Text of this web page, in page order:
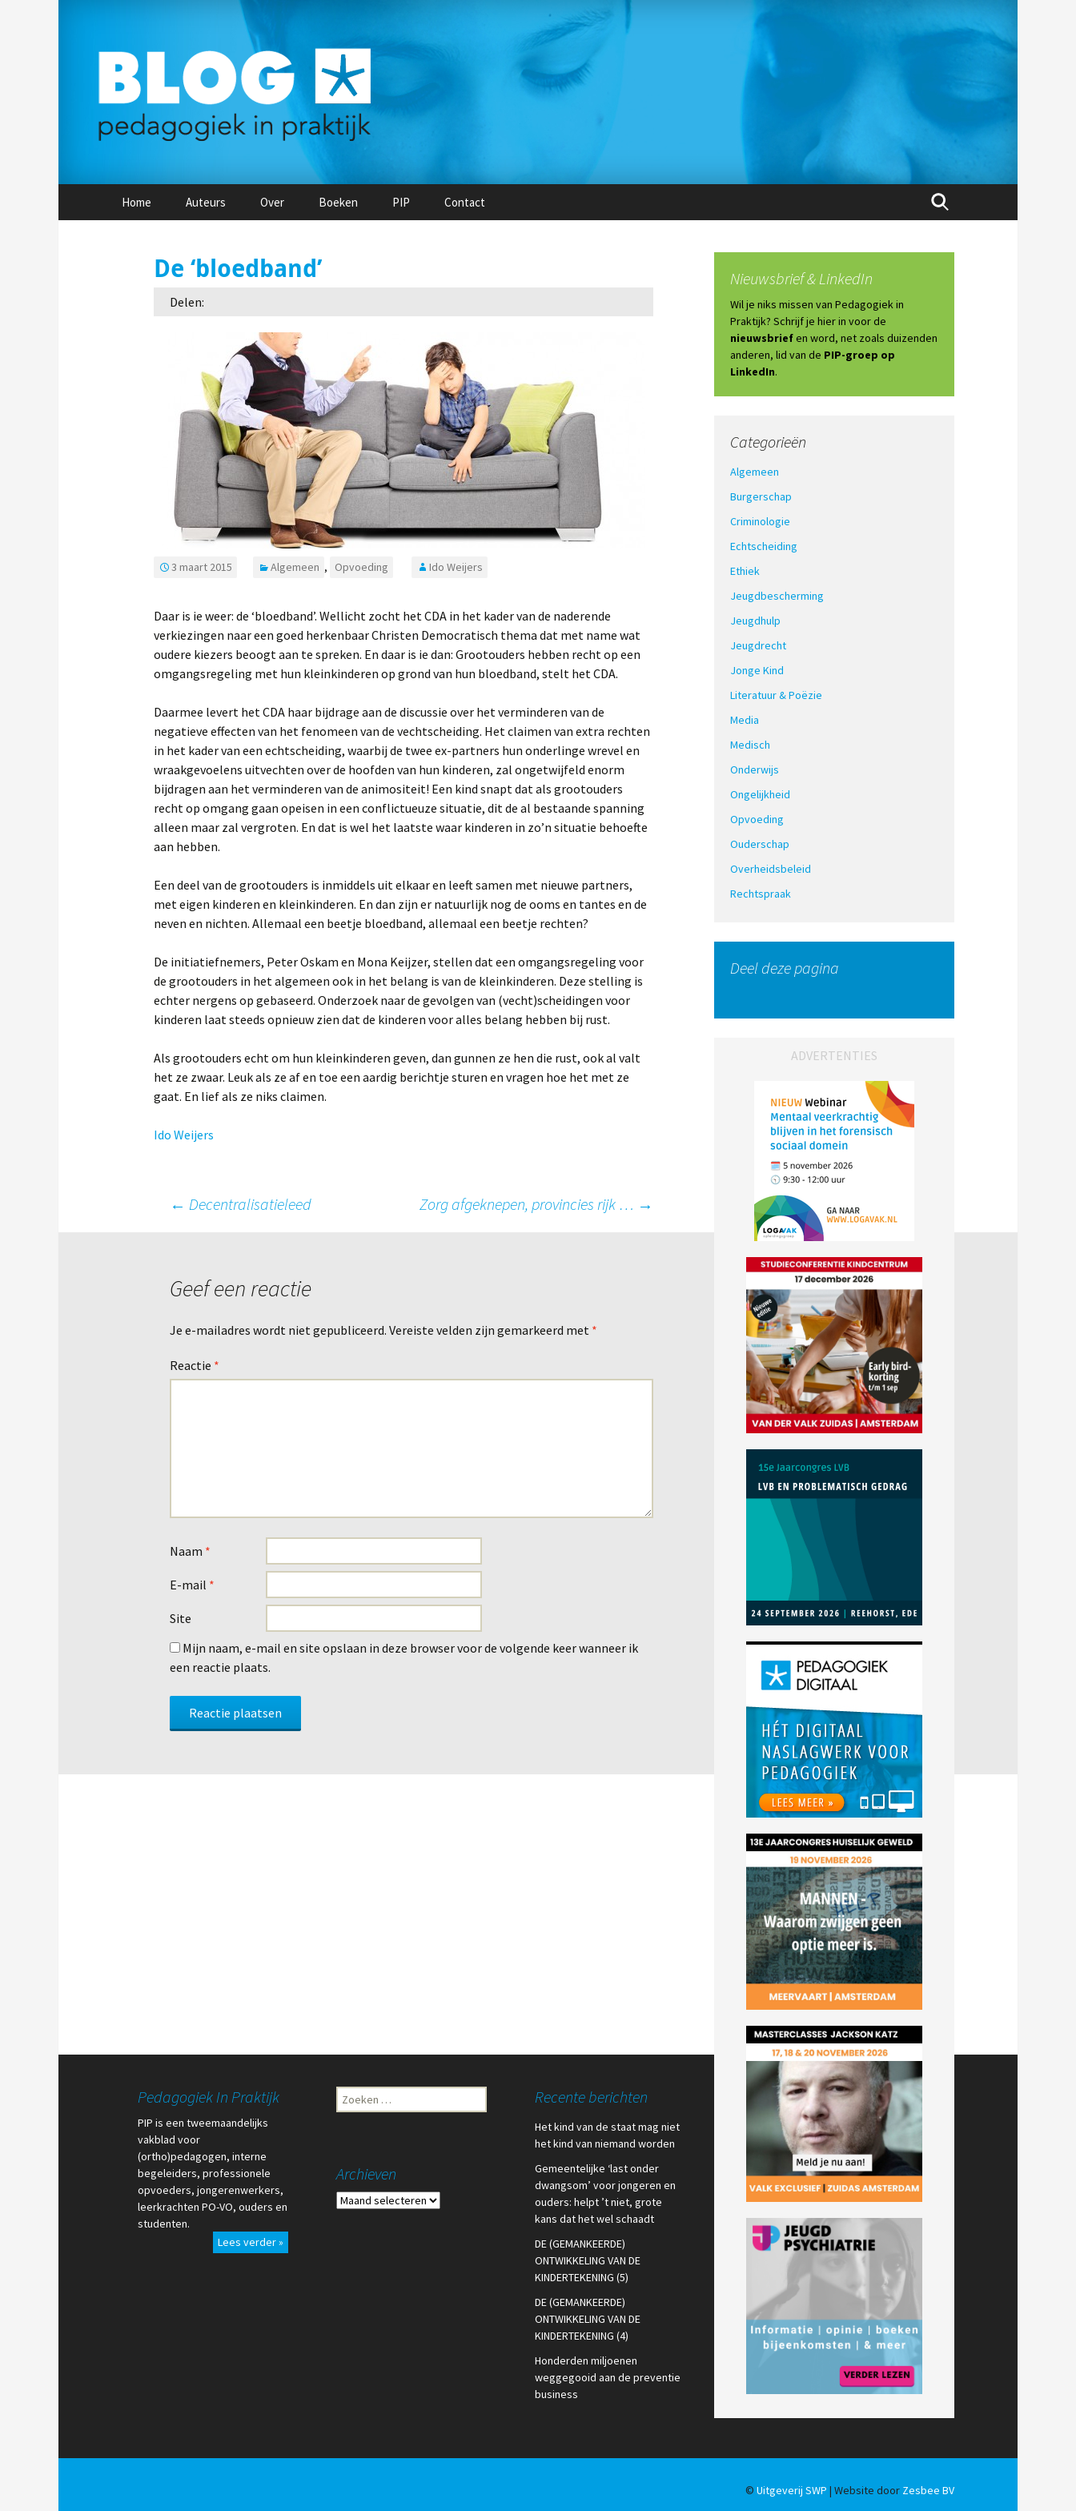
Home Auteurs Over Boeken PIP Contact
Zoeken
naar:
De ‘bloedband’
Delen:
3 maart 2015 Algemeen , Opvoeding Ido Weijers
Daar is ie weer: de ‘bloedband’. Wellicht zocht het CDA in het kader van de naderende
verkiezingen naar een goed herkenbaar Christen Democratisch thema dat met name wat
oudere kiezers beoogt aan te spreken. En daar is ie dan: Grootouders hebben recht op een
omgangsregeling met hun kleinkinderen op grond van hun bloedband, stelt het CDA.
Daarmee levert het CDA haar bijdrage aan de discussie over het verminderen van de
negatieve effecten van het fenomeen van de vechtscheiding. Het claimen van extra rechten
in het kader van een echtscheiding, waarbij de twee ex-partners hun onderlinge wrevel en
wraakgevoelens uitvechten over de hoofden van hun kinderen, zal ongetwijfeld enorm
bijdragen aan het verminderen van de animositeit! Een kind snapt dat als grootouders
recht op omgang gaan opeisen in een conflictueuze situatie, dit de al bestaande spanning
alleen maar zal vergroten. En dat is wel het laatste waar kinderen in zo’n situatie behoefte
aan hebben.
Een deel van de grootouders is inmiddels uit elkaar en leeft samen met nieuwe partners,
met eigen kinderen en kleinkinderen. En dan zijn er natuurlijk nog de ooms en tantes en de
neven en nichten. Allemaal een beetje bloedband, allemaal een beetje rechten?
De initiatiefnemers, Peter Oskam en Mona Keijzer, stellen dat een omgangsregeling voor
de grootouders in het algemeen ook in het belang is van de kleinkinderen. Deze stelling is
echter nergens op gebaseerd. Onderzoek naar de gevolgen van (vecht)scheidingen voor
kinderen laat steeds opnieuw zien dat de kinderen voor alles belang hebben bij rust.
Als grootouders echt om hun kleinkinderen geven, dan gunnen ze hen die rust, ook al valt
het ze zwaar. Leuk als ze af en toe een aardig berichtje sturen en vragen hoe het met ze
gaat. En lief als ze niks claimen.
Ido Weijers
Berichtnavigatie
← Decentralisatieleed Zorg afgeknepen, provincies rijk … →
Geef een reactie
Je e-mailadres wordt niet gepubliceerd. Vereiste velden zijn gemarkeerd met *
Reactie *
Naam *
E-mail *
Site
Mijn naam, e-mail en site opslaan in deze browser voor de volgende keer wanneer ik
een reactie plaats.
Nieuwsbrief & LinkedIn
Wil je niks missen van Pedagogiek in
Praktijk? Schrijf je hier in voor de
nieuwsbriefen word, net zoals duizenden
anderen, lid van de PIP-groep op
LinkedIn.
Categorieën
Algemeen
Burgerschap
Criminologie
Echtscheiding
Ethiek
Jeugdbescherming
Jeugdhulp
Jeugdrecht
Jonge Kind
Literatuur & Poëzie
Media
Medisch
Onderwijs
Ongelijkheid
Opvoeding
Ouderschap
Overheidsbeleid
Rechtspraak
Deel deze pagina
ADVERTENTIES
Pedagogiek In Praktijk
PIP is een tweemaandelijks
vakblad voor
(ortho)pedagogen, interne
begeleiders, professionele
opvoeders, jongerenwerkers,
leerkrachten PO-VO, ouders en
studenten.
Lees verder »
Zoeken
naar:
Recente berichten
Het kind van de staat mag niet
het kind van niemand worden
Gemeentelijke ‘last onder
dwangsom’ voor jongeren en
ouders: helpt ’t niet, grote
kans dat het wel schaadt
DE (GEMANKEERDE)
ONTWIKKELING VAN DE
KINDERTEKENING (5)
DE (GEMANKEERDE)
ONTWIKKELING VAN DE
KINDERTEKENING (4)
Honderden miljoenen
weggegooid aan de preventie
business
Archieven
Archieven
© Uitgeverij SWP | Website door Zesbee BV